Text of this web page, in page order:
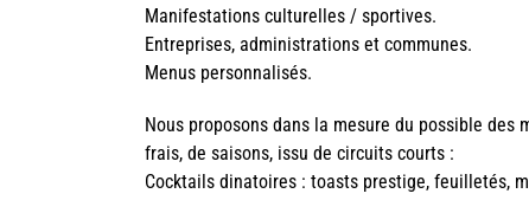
Manifestations culturelles / sportives.
Entreprises, administrations et communes.
Menus personnalisés.
Nous proposons dans la mesure du possible des
frais, de saisons, issu de circuits courts :
Cocktails dinatoires : toasts prestige, feuilletés,